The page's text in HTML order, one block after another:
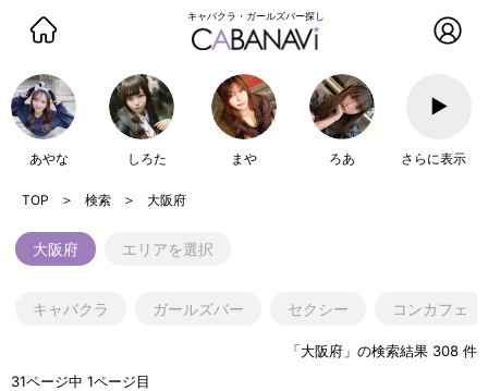
キャバクラ・ガールズバー探し
あやな しろた まや ろあ
▶
さらに表示
検索 大阪府
大阪府 エリアを選択
キャバクラ ガールズバー セクシー コンカフェ
「大阪府」の検索結果 308 件
31ページ中 1ページ目